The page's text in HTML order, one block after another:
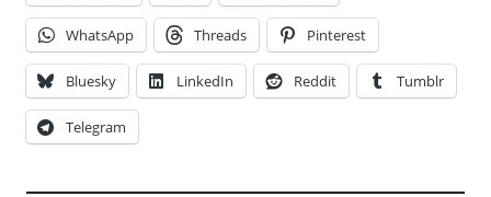
WhatsApp Threads Pinterest
Bluesky LinkedIn Reddit Tumblr
Telegram